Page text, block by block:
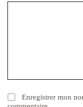
Enregistrer mon